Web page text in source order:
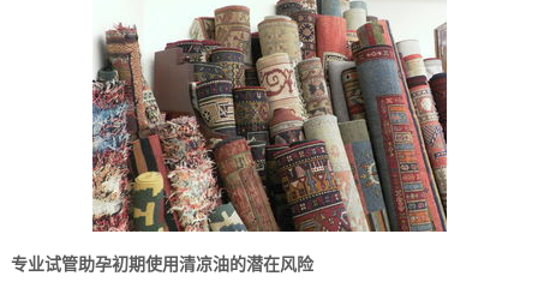
专业试管助孕初期使用清凉油的潜在风险